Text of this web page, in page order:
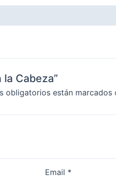
Cabeza”
obligatorios están marcados
Email *